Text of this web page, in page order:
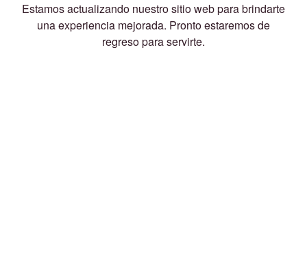
Estamos actualizando nuestro sitio web para brindarte
una experiencia mejorada. Pronto estaremos de
regreso para servirte.